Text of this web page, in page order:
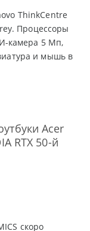
ThinkCentre
Процессоры
камера 5 Мп,
и мышь в
Acer
RTX 50-й
скоро